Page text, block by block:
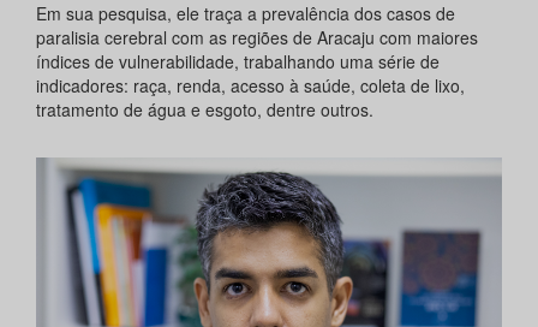
Em sua pesquisa, ele traça a prevalência dos casos de
paralisia cerebral com as regiões de Aracaju com maiores
índices de vulnerabilidade, trabalhando uma série de
indicadores: raça, renda, acesso à saúde, coleta de lixo,
tratamento de água e esgoto, dentre outros.